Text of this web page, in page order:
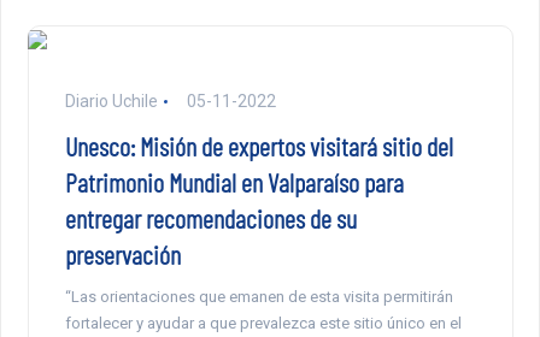
Diario Uchile 05-11-2022
Unesco: Misión de expertos visitará sitio del
Patrimonio Mundial en Valparaíso para
entregar recomendaciones de su
preservación
“Las orientaciones que emanen de esta visita permitirán
fortalecer y ayudar a que prevalezca este sitio único en el